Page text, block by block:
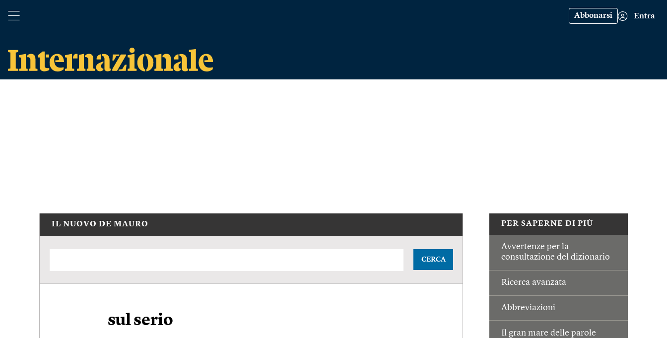
Abbonarsi Entra
PER SAPERNE DI PIÙ
Avvertenze per la
consultazione del dizionario
Ricerca avanzata
Abbreviazioni
Il gran mare delle parole
IL NUOVO DE MAURO
CERCA
sul serio